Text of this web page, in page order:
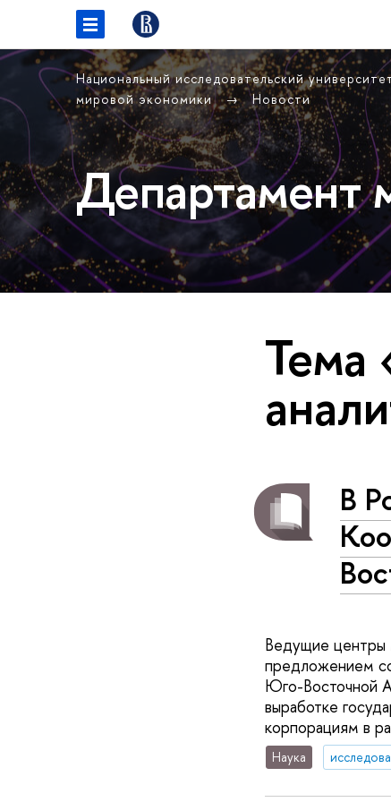
Национальный исследовательский
мировой экономики
Новости
Департамент
Тема
В
Ведущие центры
предложением
Юго-Восточной
выработке
корпорациям в
Наука